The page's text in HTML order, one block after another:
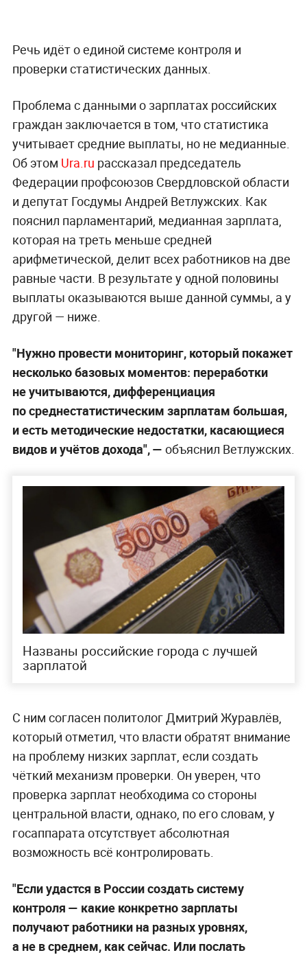
Речь идёт о единой системе контроля и
проверки статистических данных.
Проблема с данными о зарплатах российских
граждан заключается в том, что статистика
учитывает средние выплаты, но не медианные.
Об этом Ura.ru рассказал председатель
Федерации профсоюзов Свердловской области
и депутат Госдумы Андрей Ветлужских. Как
пояснил парламентарий, медианная зарплата,
которая на треть меньше средней
арифметической, делит всех работников на две
равные части. В результате у одной половины
выплаты оказываются выше данной суммы, а у
другой — ниже.
"Нужно провести мониторинг, который покажет
несколько базовых моментов: переработки
не учитываются, дифференциация
по среднестатистическим зарплатам большая,
и есть методические недостатки, касающиеся
видов и учётов дохода", — объяснил Ветлужских.
Названы российские города с лучшей
зарплатой
С ним согласен политолог Дмитрий Журавлёв,
который отметил, что власти обратят внимание
на проблему низких зарплат, если создать
чёткий механизм проверки. Он уверен, что
проверка зарплат необходима со стороны
центральной власти, однако, по его словам, у
госаппарата отсутствует абсолютная
возможность всё контролировать.
"Если удастся в России создать систему
контроля — какие конкретно зарплаты
получают работники на разных уровнях,
а не в среднем, как сейчас. Или послать